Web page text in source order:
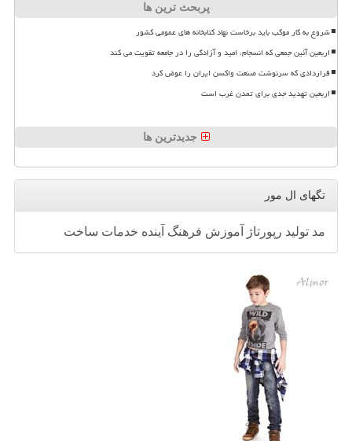
پربحث ترین ها
شروع به کار موکب باید برخاست نهاد کتابخانه های عمومی کشور
اربعین آئین جمعی که انسجام، امید و آزادگی را در جامعه تقویت می کند
قراردادی که سرنوشت صنعت واکسن ایران را عوض کرد
اربعین تهدید جدی برای تمدن غرب است
جدیدترین ها
تگهای ال مور
مد تولید رپورتاژ آموزش فرهنگ آینده خدمات ساخت